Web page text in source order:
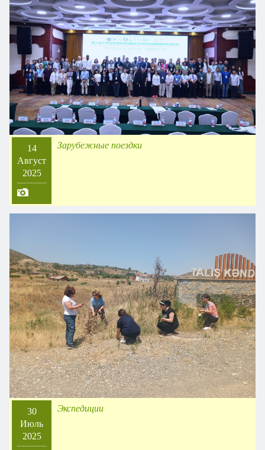
14
Август
2025
Зарубежные поездки
30
Июль
2025
Экспедиции